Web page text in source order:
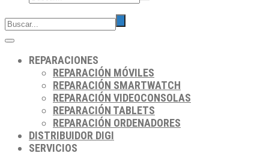
REPARACIONES
REPARACIÓN MÓVILES
REPARACIÓN SMARTWATCH
REPARACIÓN VIDEOCONSOLAS
REPARACIÓN TABLETS
REPARACIÓN ORDENADORES
DISTRIBUIDOR DIGI
SERVICIOS